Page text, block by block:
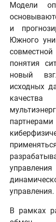
Модели
и
Южного
понятия
новый
исходных
качества
управления.
В рамках